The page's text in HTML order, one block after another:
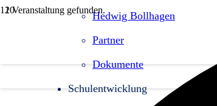
Hedwig Bollhagen
Partner
Dokumente
Schulentwicklung
1 Veranstaltung gefunden.